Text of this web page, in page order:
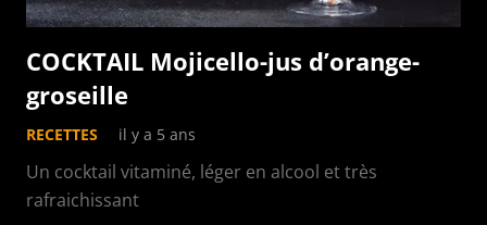
COCKTAIL Mojicello-jus d’orange-
groseille
RECETTES il y a 5 ans
Un cocktail vitaminé, léger en alcool et très
rafraichissant